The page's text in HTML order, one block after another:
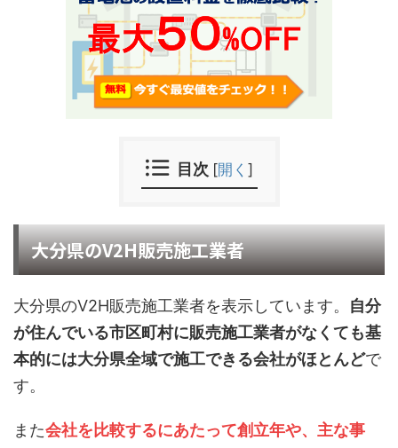
目次 [開く ]
大分県のV2H販売施工業者
大分県のV2H販売施工業者を表示しています。 自分
が住んでいる市区町村に販売施工業者がなくても基
本的には大分県全域で施工できる会社がほとんどで
す。
また会社を比較するにあたって創立年や、主な事